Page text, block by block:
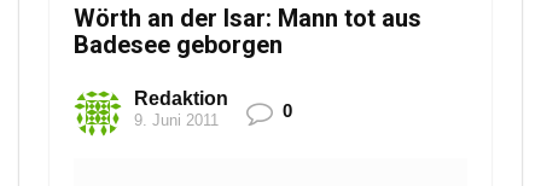
Wörth an der Isar: Mann tot aus
Badesee geborgen
Redaktion
9. Juni 2011 0